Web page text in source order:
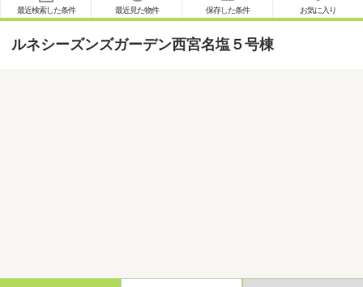
最近検索した条件 最近見た物件 保存した条件 お気に入り
ルネシーズンズガーデン西宮名塩５号棟